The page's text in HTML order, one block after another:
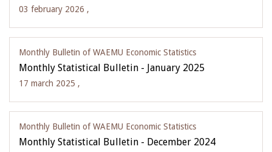
03 february 2026 ,
Monthly Bulletin of WAEMU Economic Statistics
Monthly Statistical Bulletin - January 2025
17 march 2025 ,
Monthly Bulletin of WAEMU Economic Statistics
Monthly Statistical Bulletin - December 2024